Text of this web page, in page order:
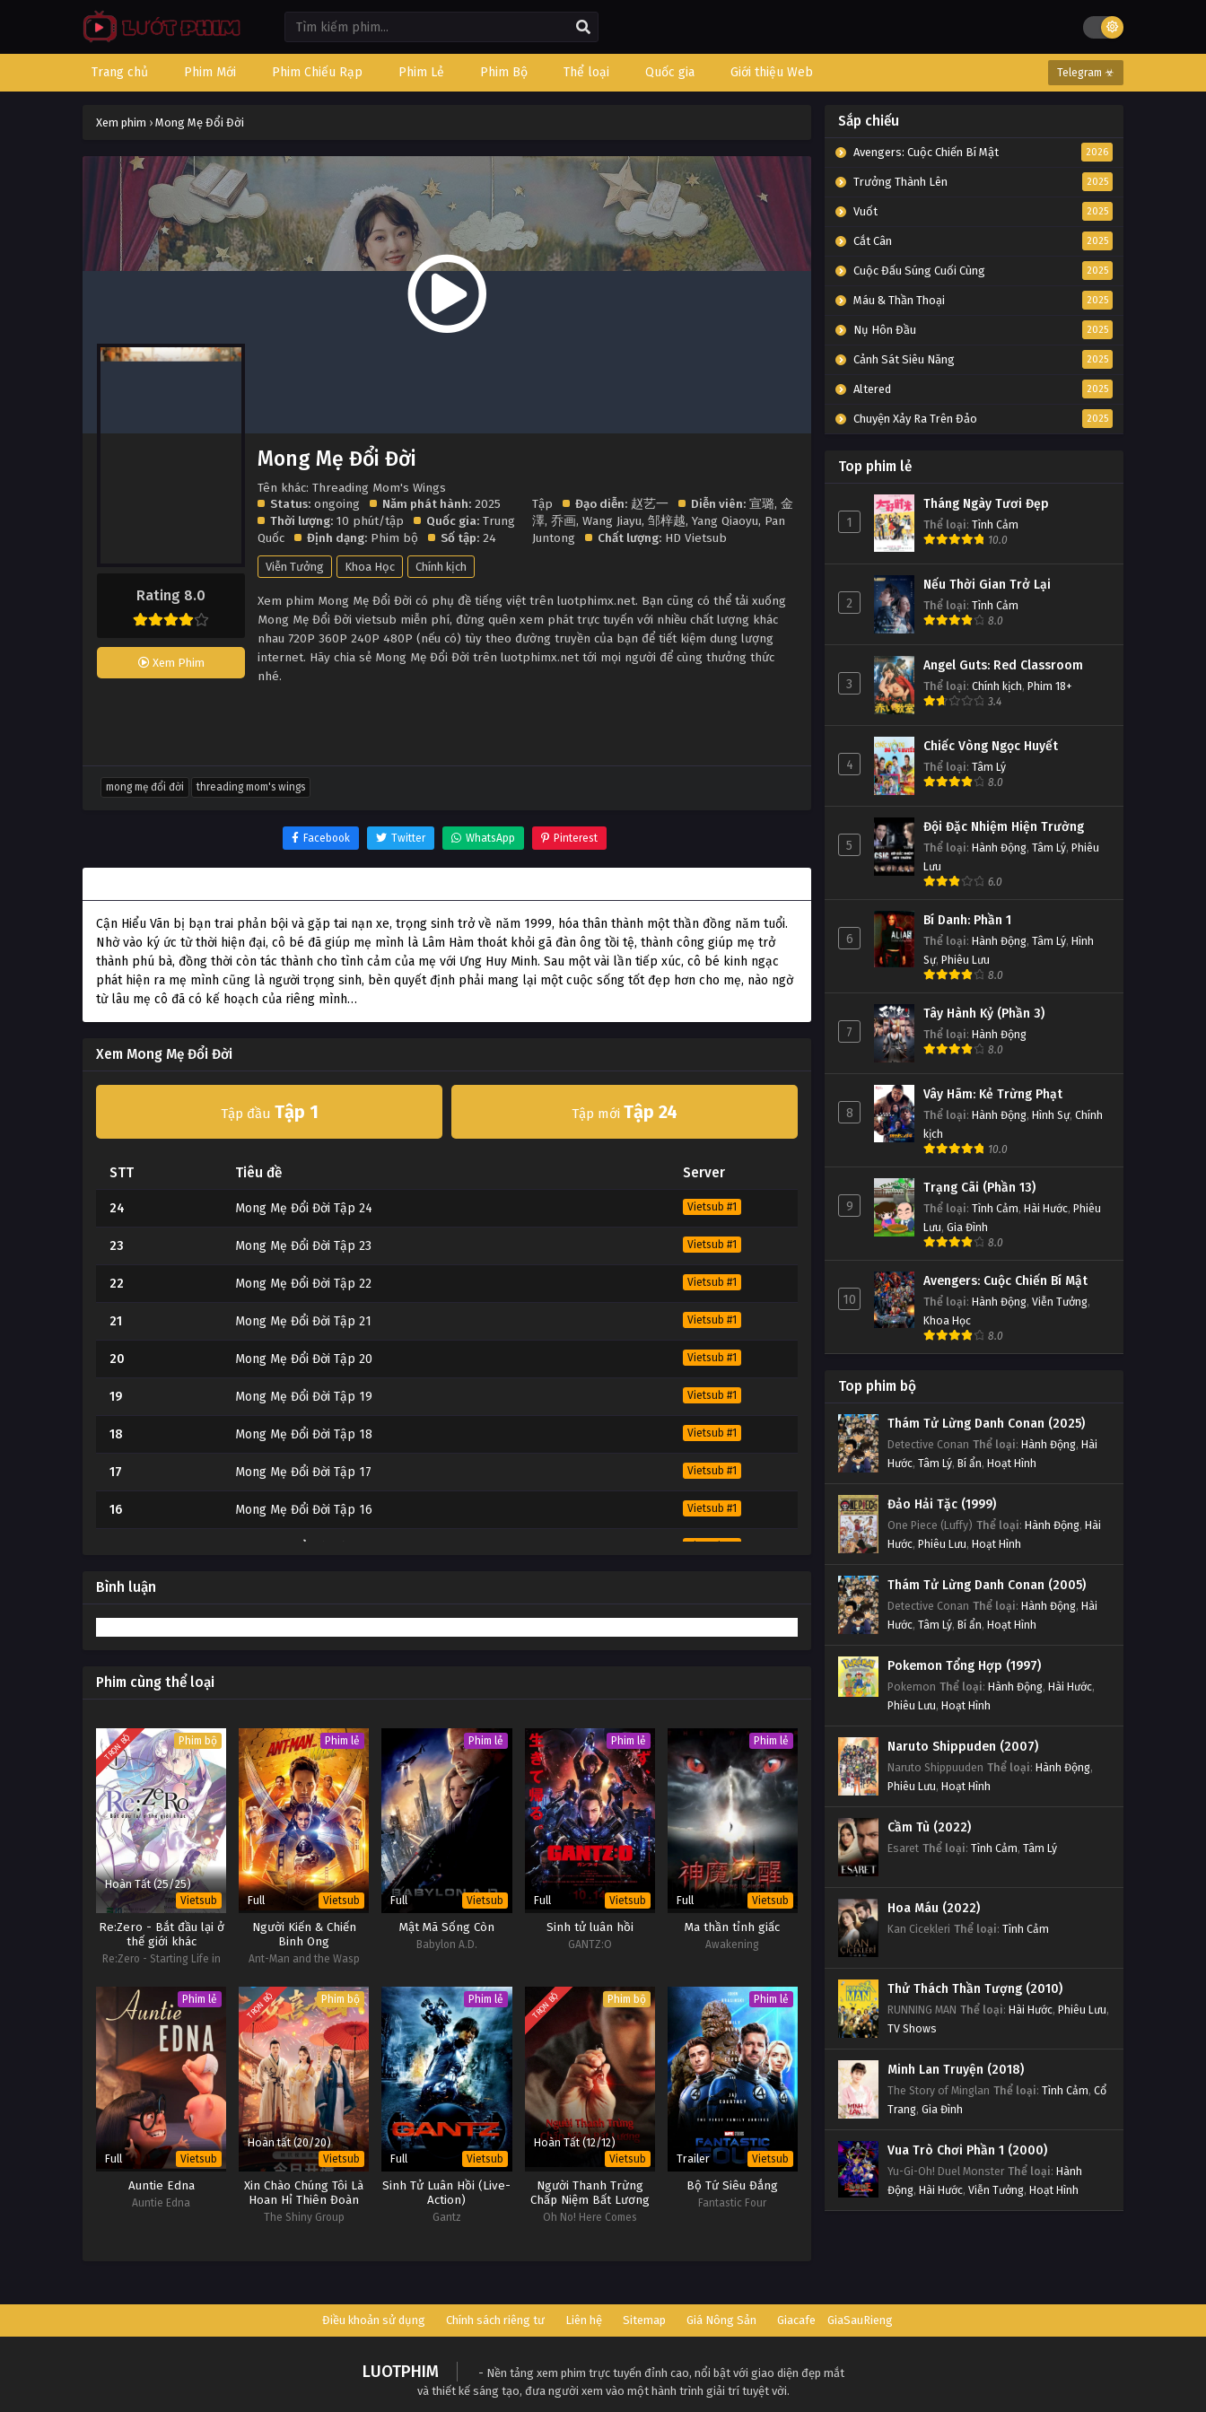
Trang chủ Phim Mới Phim Chiếu Rạp Phim Lẻ Phim Bộ Thể loại Quốc gia Giới thiệu Web Telegram ☣
Xem phim › Mong Mẹ Đổi Đời
Rating 8.0
Xem Phim
Mong Mẹ Đổi Đời
Tên khác: Threading Mom's Wings
Status: ongoing Năm phát hành: 2025
Thời lượng: 10 phút/tập Quốc gia: Trung
Quốc
Định dạng: Phim bộ Số tập: 24
Tập Đạo diễn: 赵艺一 Diễn viên: 宣璐, 金
澤, 乔画, Wang Jiayu, 邹梓越, Yang Qiaoyu, Pan
Juntong
Chất lượng: HD Vietsub
Viễn Tưởng Khoa Học Chính kịch
Xem phim Mong Mẹ Đổi Đời có phụ đề tiếng việt trên luotphimx.net. Bạn cũng có thể tải xuống
Mong Mẹ Đổi Đời vietsub miễn phí, đừng quên xem phát trực tuyến với nhiều chất lượng khác
nhau 720P 360P 240P 480P (nếu có) tùy theo đường truyền của bạn để tiết kiệm dung lượng
internet. Hãy chia sẻ Mong Mẹ Đổi Đời trên luotphimx.net tới mọi người để cùng thưởng thức
nhé.
mong mẹ đổi đời threading mom's wings
Facebook Twitter WhatsApp Pinterest
Cận Hiểu Vãn bị bạn trai phản bội và gặp tai nạn xe, trọng sinh trở về năm 1999, hóa thân thành một thần đồng năm tuổi.
Nhờ vào ký ức từ thời hiện đại, cô bé đã giúp mẹ mình là Lâm Hàm thoát khỏi gã đàn ông tồi tệ, thành công giúp mẹ trở
thành phú bà, đồng thời còn tác thành cho tình cảm của mẹ với Ưng Huy Minh. Sau một vài lần tiếp xúc, cô bé kinh ngạc
phát hiện ra mẹ mình cũng là người trọng sinh, bèn quyết định phải mang lại một cuộc sống tốt đẹp hơn cho mẹ, nào ngờ
từ lâu mẹ cô đã có kế hoạch của riêng mình…
Xem Mong Mẹ Đổi Đời
Tập đầu Tập 1 Tập mới Tập 24
STT Tiêu đề Server
24 Mong Mẹ Đổi Đời Tập 24 Vietsub #1
23 Mong Mẹ Đổi Đời Tập 23 Vietsub #1
22 Mong Mẹ Đổi Đời Tập 22 Vietsub #1
21 Mong Mẹ Đổi Đời Tập 21 Vietsub #1
20 Mong Mẹ Đổi Đời Tập 20 Vietsub #1
19 Mong Mẹ Đổi Đời Tập 19 Vietsub #1
18 Mong Mẹ Đổi Đời Tập 18 Vietsub #1
17 Mong Mẹ Đổi Đời Tập 17 Vietsub #1
16 Mong Mẹ Đổi Đời Tập 16 Vietsub #1
Vietsub #1
14
13 Mong Mẹ Đổi Đời Tập 13 Vietsub #1
11 Mong Mẹ Đổi Đời Tập 11 Vietsub #1
10 Mong Mẹ Đổi Đời Tập 10 Vietsub #1
Bình luận
Phim cùng thể loại
TRỌN BỘ Phim bộ
Hoàn Tất (25/25)
Vietsub
Re:Zero - Bắt đầu lại ở
thế giới khác
Re:Zero - Starting Life in
Phim lẻ
Full Vietsub
Người Kiến & Chiến
Binh Ong
Ant-Man and the Wasp
Phim lẻ
Full Vietsub
Mật Mã Sống Còn
Babylon A.D.
Phim lẻ
Full Vietsub
Sinh tử luân hồi
GANTZ:O
Phim lẻ
Full Vietsub
Ma thần tỉnh giấc
Awakening
Phim lẻ
Full Vietsub
Auntie Edna
Auntie Edna
TRỌN BỘ Phim bộ
Hoàn tất (20/20)
Vietsub
Xin Chào Chúng Tôi Là
Hoan Hỉ Thiên Đoàn
The Shiny Group
Phim lẻ
Full Vietsub
Sinh Tử Luân Hồi (Live-
Action)
Gantz
TRỌN BỘ Phim bộ
Hoàn Tất (12/12)
Vietsub
Người Thanh Trừng
Chấp Niệm Bất Lương
Oh No! Here Comes
Phim lẻ
Trailer Vietsub
Bộ Tứ Siêu Đẳng
Fantastic Four
Sắp chiếu
Avengers: Cuộc Chiến Bí Mật 2026
Trưởng Thành Lên 2025
Vuốt 2025
Cắt Cân 2025
Cuộc Đấu Súng Cuối Cùng 2025
Máu & Thần Thoại 2025
Nụ Hôn Đầu 2025
Cảnh Sát Siêu Năng 2025
Altered 2025
Chuyện Xảy Ra Trên Đảo 2025
Top phim lẻ
1
Tháng Ngày Tươi Đẹp
Thể loại: Tình Cảm
10.0
2
Nếu Thời Gian Trở Lại
Thể loại: Tình Cảm
8.0
3
Angel Guts: Red Classroom
Thể loại: Chính kịch, Phim 18+
3.4
4
Chiếc Vòng Ngọc Huyết
Thể loại: Tâm Lý
8.0
5
Đội Đặc Nhiệm Hiện Trường
Thể loại: Hành Động, Tâm Lý, Phiêu
Lưu
6.0
6
Bí Danh: Phần 1
Thể loại: Hành Động, Tâm Lý, Hình
Sự, Phiêu Lưu
8.0
7
Tây Hành Kỷ (Phần 3)
Thể loại: Hành Động
8.0
8
Vây Hãm: Kẻ Trừng Phạt
Thể loại: Hành Động, Hình Sự, Chính
kịch
10.0
9
Trạng Cãi (Phần 13)
Thể loại: Tình Cảm, Hài Hước, Phiêu
Lưu, Gia Đình
8.0
10
Avengers: Cuộc Chiến Bí Mật
Thể loại: Hành Động, Viễn Tưởng,
Khoa Học
8.0
Top phim bộ
Thám Tử Lừng Danh Conan (2025)
Detective Conan Thể loại: Hành Động, Hài
Hước, Tâm Lý, Bí ẩn, Hoạt Hình
Đảo Hải Tặc (1999)
One Piece (Luffy) Thể loại: Hành Động, Hài
Hước, Phiêu Lưu, Hoạt Hình
Thám Tử Lừng Danh Conan (2005)
Detective Conan Thể loại: Hành Động, Hài
Hước, Tâm Lý, Bí ẩn, Hoạt Hình
Pokemon Tổng Hợp (1997)
Pokemon Thể loại: Hành Động, Hài Hước,
Phiêu Lưu, Hoạt Hình
Naruto Shippuden (2007)
Naruto Shippuuden Thể loại: Hành Động,
Phiêu Lưu, Hoạt Hình
Cầm Tù (2022)
Esaret Thể loại: Tình Cảm, Tâm Lý
Hoa Máu (2022)
Kan Cicekleri Thể loại: Tình Cảm
Thử Thách Thần Tượng (2010)
RUNNING MAN Thể loại: Hài Hước, Phiêu Lưu,
TV Shows
Minh Lan Truyện (2018)
The Story of Minglan Thể loại: Tình Cảm, Cổ
Trang, Gia Đình
Vua Trò Chơi Phần 1 (2000)
Yu-Gi-Oh! Duel Monster Thể loại: Hành
Động, Hài Hước, Viễn Tưởng, Hoạt Hình
Điều khoản sử dụng Chính sách riêng tư Liên hệ Sitemap Giá Nông Sản Giacafe GiaSauRieng
LUOTPHIM
- Nền tảng xem phim trực tuyến đỉnh cao, nổi bật với giao diện đẹp mắt
và thiết kế sáng tạo, đưa người xem vào một hành trình giải trí tuyệt vời.